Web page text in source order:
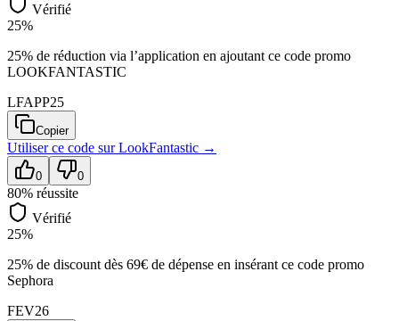
Vérifié
25%
25% de réduction via l’application en ajoutant ce code promo
LOOKFANTASTIC
LFAPP25
Copier
Utiliser ce code surLookFantastic →
0 0
80% réussite
Vérifié
25%
25% de discount dès 69€ de dépense en insérant ce code promo
Sephora
FEV26